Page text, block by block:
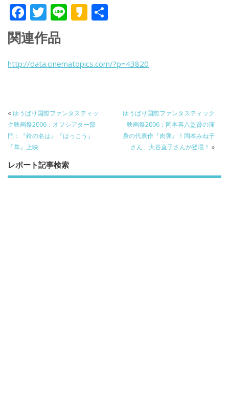
F
ac
e
b
k
T
w
itt
er
Li K
a
関連作品
http://data.cinematopics.com/?p=43820
« ゆうばり国際ファンタスティッ
ク映画祭2006：オフシアター部
門：『鈴の名は』『はっこう』
『隼』上映
ゆうばり国際ファンタスティック
映画祭2006：岡本喜八監督の渾
身の代表作『肉弾』！岡本みね子
さん、大谷直子さんが登場！ »
レポート記事検索